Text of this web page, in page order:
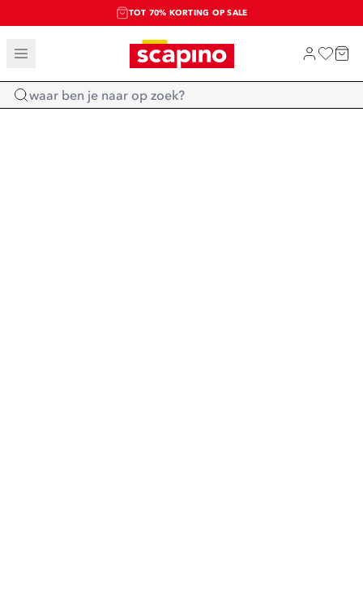
TOT 70% KORTING OP SALE
SALE: LAATSTE KANS!
SHOP NIEUW
Home